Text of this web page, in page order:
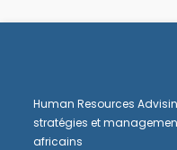
Human Resources
stratégies et
africains